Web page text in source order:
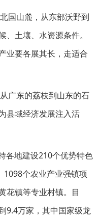
国山麓，从东部沃野到
土壤、水资源条件。
业要各展其长，走适合
广东的荔枝到山东的石
县域经济发展注入活
各地建设210个优势特色
1098个农业产业强镇项
花镇等专业村镇。目
9.4万家，其中国家级龙